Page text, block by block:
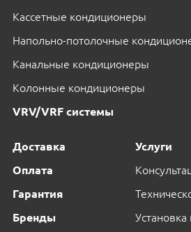
Кассетные кондиционеры
Напольно-потолочные
Канальные кондиционеры
Колонные кондиционеры
VRV/VRF системы
Доставка
Оплата
Гарантия
Бренды
Услуги